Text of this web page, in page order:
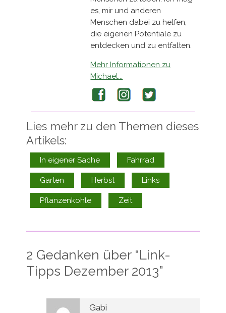
es, mir und anderen
Menschen dabei zu helfen,
die eigenen Potentiale zu
entdecken und zu entfalten.
Mehr Informationen zu
Michael...
Facebook Instagram
Lies mehr zu den Themen dieses
Artikels:
In eigener Sache Fahrrad
Garten Herbst Links
Pflanzenkohle Zeit
2 Gedanken über “Link-
Tipps Dezember 2013”
Gabi